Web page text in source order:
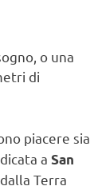
o una
di
piacere sia
a San
Terra